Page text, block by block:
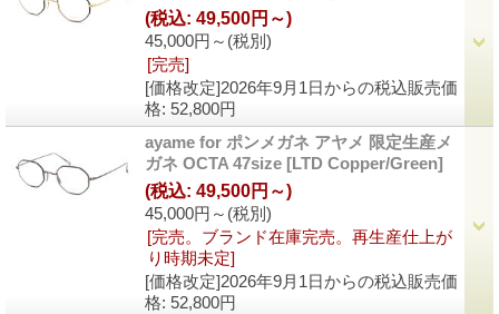
45,000円～ (税別)
(税込: 49,500円～)
[完売]
[価格改定]2026年9月1日からの税込販売価
格: 52,800円
ayame for ポンメガネ アヤメ 限定生産メ
ガネ OCTA 47size [LTD Copper/Green]
45,000円～ (税別)
(税込: 49,500円～)
[完売。ブランド在庫完売。再生産仕上が
り時期未定]
[価格改定]2026年9月1日からの税込販売価
格: 52,800円